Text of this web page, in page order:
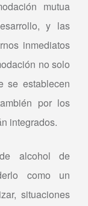
mutua
y las
inmediatos
no solo
se establecen
por los
integrados.
alcohol de
como un
situaciones